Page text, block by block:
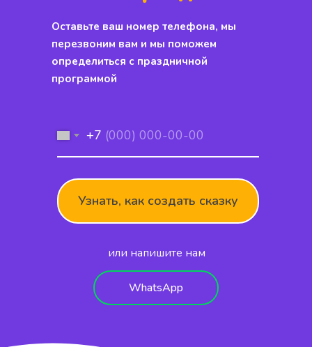
Оставьте ваш номер телефона, мы
перезвоним вам и мы поможем
определиться с праздничной
программой
+7
Узнать, как создать сказку
или напишите нам
WhatsApp